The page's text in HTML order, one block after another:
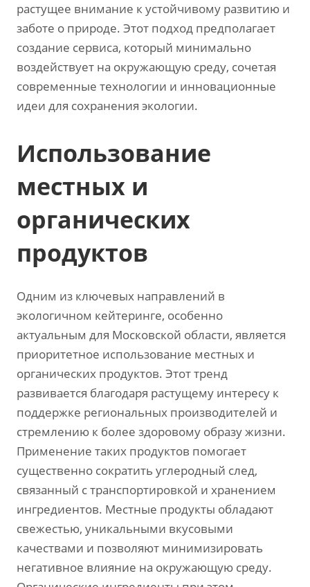
растущее внимание к устойчивому развитию и
заботе о природе. Этот подход предполагает
создание сервиса, который минимально
воздействует на окружающую среду, сочетая
современные технологии и инновационные
идеи для сохранения экологии.
Использование
местных и
органических
продуктов
Одним из ключевых направлений в
экологичном кейтеринге, особенно
актуальным для Московской области, является
приоритетное использование местных и
органических продуктов. Этот тренд
развивается благодаря растущему интересу к
поддержке региональных производителей и
стремлению к более здоровому образу жизни.
Применение таких продуктов помогает
существенно сократить углеродный след,
связанный с транспортировкой и хранением
ингредиентов. Местные продукты обладают
свежестью, уникальными вкусовыми
качествами и позволяют минимизировать
негативное влияние на окружающую среду.